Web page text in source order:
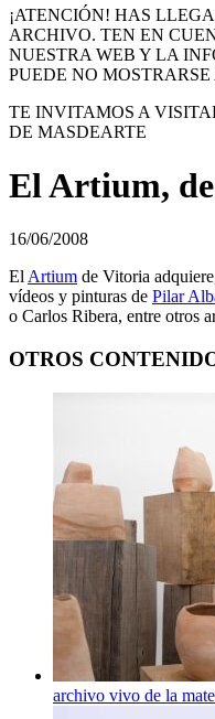
¡ATENCIÓN! HAS
ARCHIVO. TEN EN
NUESTRA WEB Y LA
PUEDE NO
TE INVITAMOS A
DE MASDEARTE
El Artium,
16/06/2008
ElArtium de Vitoria
vídeos y pinturas de Pilar
o Carlos Ribera, entre otros
OTROS
archivo vivo de la